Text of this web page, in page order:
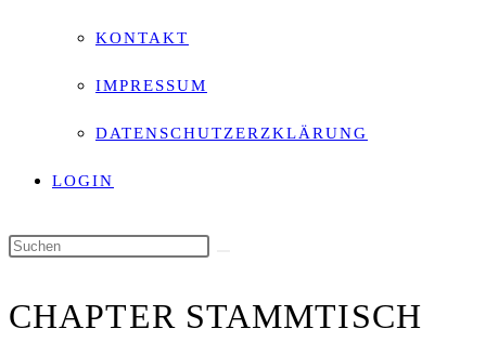
KONTAKT
IMPRESSUM
DATENSCHUTZERZKLÄRUNG
LOGIN
Diese
CHAPTER STAMMTISCH